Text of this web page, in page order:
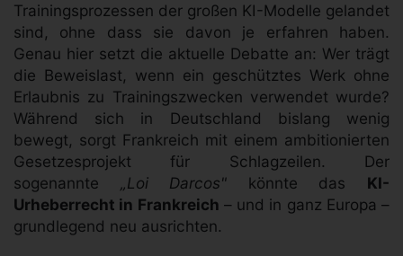
Trainingsprozessen der großen KI-Modelle gelandet
sind, ohne dass sie davon je erfahren haben.
Genau hier setzt die aktuelle Debatte an: Wer trägt
die Beweislast, wenn ein geschütztes Werk ohne
Erlaubnis zu Trainingszwecken verwendet wurde?
Während sich in Deutschland bislang wenig
bewegt, sorgt Frankreich mit einem ambitionierten
Gesetzesprojekt für Schlagzeilen. Der
sogenannte „Loi Darcos" könnte das KI-
Urheberrecht in Frankreich – und in ganz Europa –
grundlegend neu ausrichten.